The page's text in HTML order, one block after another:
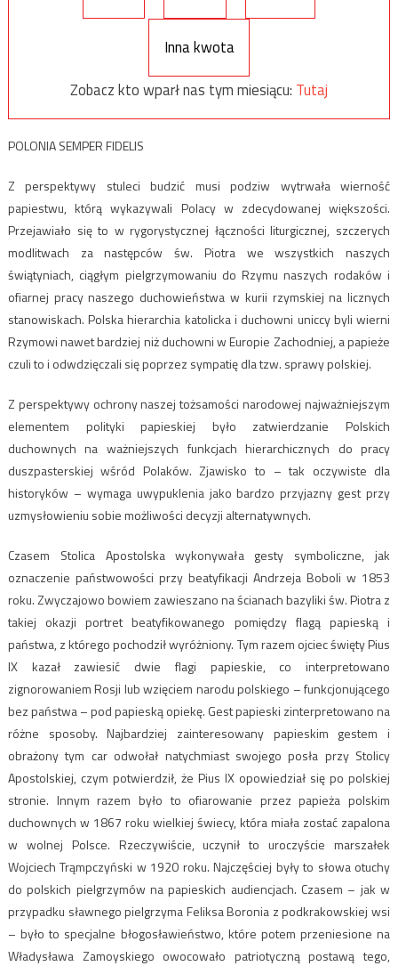
Inna kwota
Zobacz kto wparł nas tym miesiącu: Tutaj
POLONIA SEMPER FIDELIS
Z perspektywy stuleci budzić musi podziw wytrwała wierność
papiestwu, którą wykazywali Polacy w zdecydowanej większości.
Przejawiało się to w rygorystycznej łączności liturgicznej, szczerych
modlitwach za następców św. Piotra we wszystkich naszych
świątyniach, ciągłym pielgrzymowaniu do Rzymu naszych rodaków i
ofiarnej pracy naszego duchowieństwa w kurii rzymskiej na licznych
stanowiskach. Polska hierarchia katolicka i duchowni uniccy byli wierni
Rzymowi nawet bardziej niż duchowni w Europie Zachodniej, a papieże
czuli to i odwdzięczali się poprzez sympatię dla tzw. sprawy polskiej.
Z perspektywy ochrony naszej tożsamości narodowej najważniejszym
elementem polityki papieskiej było zatwierdzanie Polskich
duchownych na ważniejszych funkcjach hierarchicznych do pracy
duszpasterskiej wśród Polaków. Zjawisko to – tak oczywiste dla
historyków – wymaga uwypuklenia jako bardzo przyjazny gest przy
uzmysłowieniu sobie możliwości decyzji alternatywnych.
Czasem Stolica Apostolska wykonywała gesty symboliczne, jak
oznaczenie państwowości przy beatyfikacji Andrzeja Boboli w 1853
roku. Zwyczajowo bowiem zawieszano na ścianach bazyliki św. Piotra z
takiej okazji portret beatyfikowanego pomiędzy flagą papieską i
państwa, z którego pochodził wyróżniony. Tym razem ojciec święty Pius
IX kazał zawiesić dwie flagi papieskie, co interpretowano
zignorowaniem Rosji lub wzięciem narodu polskiego – funkcjonującego
bez państwa – pod papieską opiekę. Gest papieski zinterpretowano na
różne sposoby. Najbardziej zainteresowany papieskim gestem i
obrażony tym car odwołał natychmiast swojego posła przy Stolicy
Apostolskiej, czym potwierdził, że Pius IX opowiedział się po polskiej
stronie. Innym razem było to ofiarowanie przez papieża polskim
duchownych w 1867 roku wielkiej świecy, która miała zostać zapalona
w wolnej Polsce. Rzeczywiście, uczynił to uroczyście marszałek
Wojciech Trąmpczyński w 1920 roku. Najczęściej były to słowa otuchy
do polskich pielgrzymów na papieskich audiencjach. Czasem – jak w
przypadku sławnego pielgrzyma Feliksa Boronia z podkrakowskiej wsi
– było to specjalne błogosławieństwo, które potem przeniesione na
Władysława Zamoyskiego owocowało patriotyczną postawą tego,